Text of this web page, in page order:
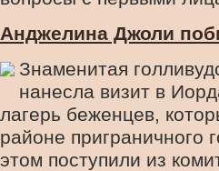
Анджелина Джоли
Знаменитая
нанесла визит в
лагерь беженцев,
районе приграничного
этом поступили из